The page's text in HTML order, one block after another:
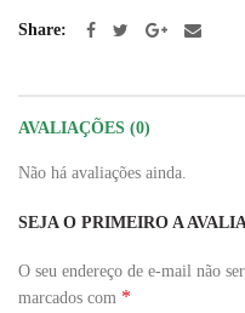
Share
AVALIAÇÕES (0)
Não há avaliações ainda.
SEJA O PRIMEIRO A
O seu endereço de e-mail não
marcados com *